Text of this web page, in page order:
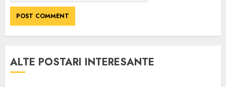
ALTE POSTARI INTERESANTE